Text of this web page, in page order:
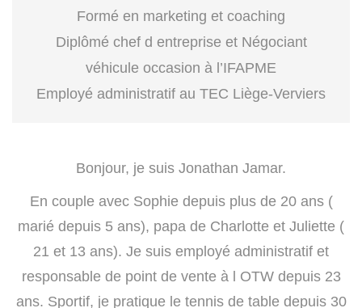
Formé en marketing et coaching
Diplômé chef d entreprise et Négociant
véhicule occasion à l’IFAPME
Employé administratif au TEC Liège-Verviers
Bonjour, je suis Jonathan Jamar.
En couple avec Sophie depuis plus de 20 ans (
marié depuis 5 ans), papa de Charlotte et Juliette (
21 et 13 ans). Je suis employé administratif et
responsable de point de vente à l OTW depuis 23
ans. Sportif, je pratique le tennis de table depuis 30